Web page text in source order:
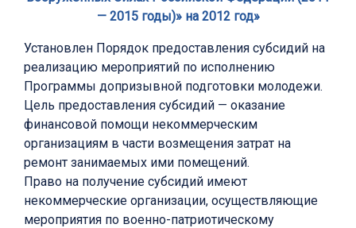
— 2015 годы)» на 2012 год»
Установлен Порядок предоставления субсидий на
реализацию мероприятий по исполнению
Программы допризывной подготовки молодежи.
Цель предоставления субсидий — оказание
финансовой помощи некоммерческим
организациям в части возмещения затрат на
ремонт занимаемых ими помещений.
Право на получение субсидий имеют
некоммерческие организации, осуществляющие
мероприятия по военно-патриотическому